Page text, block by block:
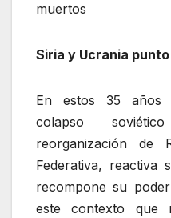
muertos
Siria y Ucrania
En estos 35 años
colapso
reorganización de
Federativa, reactiva
recompone su
este contexto que